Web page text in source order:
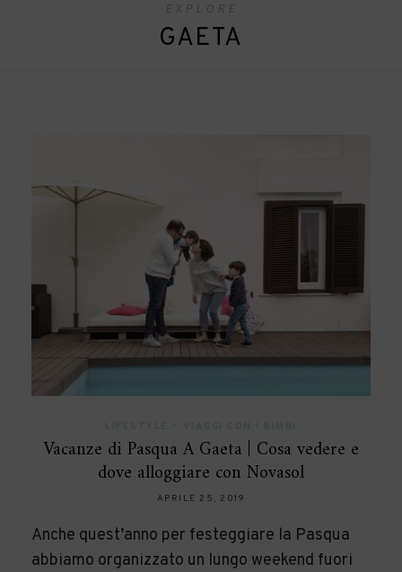
GAETA
Vacanze di Pasqua A Gaeta | Cosa vedere e
dove alloggiare con Novasol
APRILE 25, 2019
Anche quest’anno per festeggiare la Pasqua
abbiamo organizzato un lungo weekend fuori